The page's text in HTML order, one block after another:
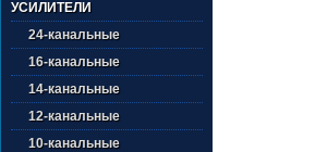
УСИЛИТЕЛИ
24-канальные
16-канальные
14-канальные
12-канальные
10-канальные